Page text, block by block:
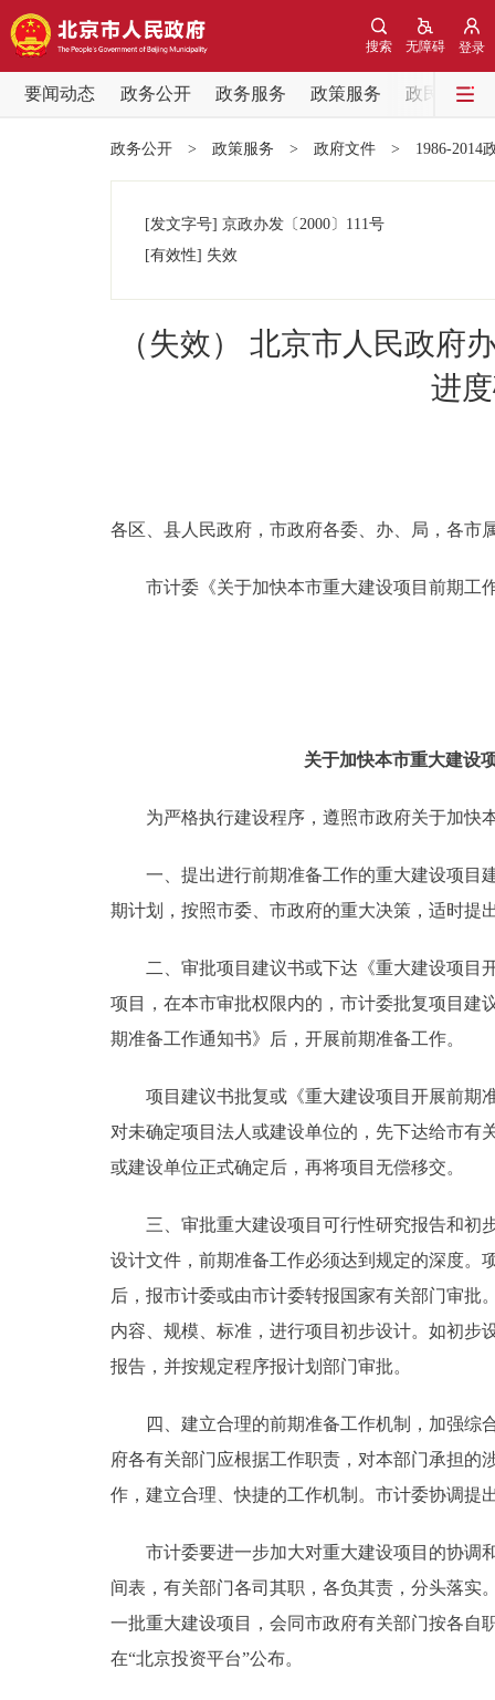
登录
无障碍
搜索
要闻动态 政务公开 政务服务 政策服务
政民互动
党中央精神
政务公开
12345网上接诉即办
参与调查
走进北京
北京概况
绿色北京
ENGLISH
DEUTSCH
ITALIANO
政务公开 > 政策服务 > 政府文件 > 1986-2014
[发文字号] 京政办发 〔2000〕 111号
[有效性] 失效
（失效） 北京市人民政府
进
各区、县人民政府，市政府各委、办、局，各市
市计委《关于加快本市重大建设项目前期工作
关于加快本市重大建设
为严格执行建设程序，遵照市政府关于加快本
一、提出进行前期准备工作的重大建设项目建
期计划，按照市委、市政府的重大决策，适时提
二、审批项目建议书或下达《重大建设项目开
项目，在本市审批权限内的，市计委批复项目建
期准备工作通知书》后，开展前期准备工作。
项目建议书批复或《重大建设项目开展前期准
对未确定项目法人或建设单位的，先下达给市有
或建设单位正式确定后，再将项目无偿移交。
三、审批重大建设项目可行性研究报告和初步
设计文件，前期准备工作必须达到规定的深度。
后，报市计委或由市计委转报国家有关部门审
内容、规模、标准，进行项目初步设计。如初步
报告，并按规定程序报计划部门审批。
四、建立合理的前期准备工作机制，加强综合
府各有关部门应根据工作职责，对本部门承担
作，建立合理、快捷的工作机制。市计委协调提
市计委要进一步加大对重大建设项目的协调和
间表，有关部门各司其职，各负其责，分头落实
一批重大建设项目，会同市政府有关部门按各自
在“北京投资平台”公布。